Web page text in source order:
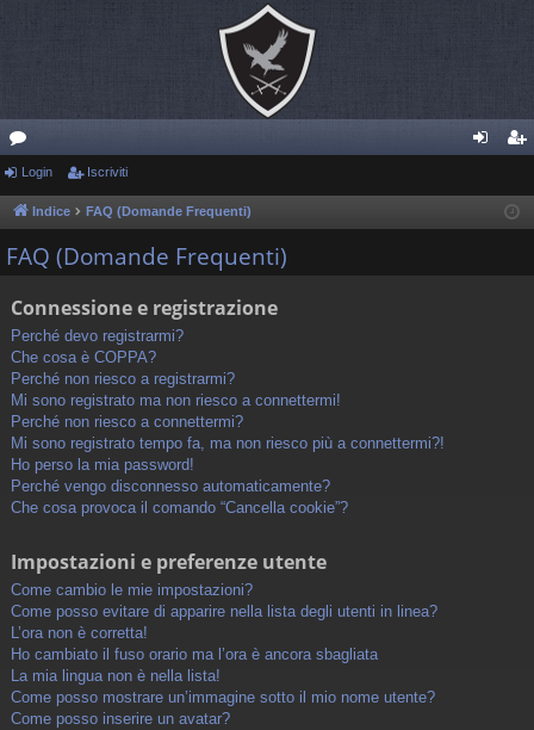
or
u
m
riv
Login Iscriviti
Indice FAQ (Domande Frequenti)
FAQ (Domande Frequenti)
Connessione e registrazione
Perché devo registrarmi?
Che cosa è COPPA?
Perché non riesco a registrarmi?
Mi sono registrato ma non riesco a connettermi!
Perché non riesco a connettermi?
Mi sono registrato tempo fa, ma non riesco più a connettermi?!
Ho perso la mia password!
Perché vengo disconnesso automaticamente?
Che cosa provoca il comando “Cancella cookie”?
Impostazioni e preferenze utente
Come cambio le mie impostazioni?
Come posso evitare di apparire nella lista degli utenti in linea?
L’ora non è corretta!
Ho cambiato il fuso orario ma l’ora è ancora sbagliata
La mia lingua non è nella lista!
Come posso mostrare un’immagine sotto il mio nome utente?
Come posso inserire un avatar?